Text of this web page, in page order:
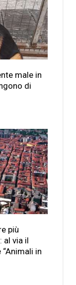
male in
di
più
al via il
in